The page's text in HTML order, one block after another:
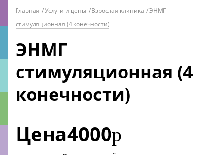
Главная /Услуги и цены /Взрослая клиника /ЭНМГ
стимуляционная (4 конечности)
ЭНМГ
стимуляционная (4
конечности)
Цена4000р